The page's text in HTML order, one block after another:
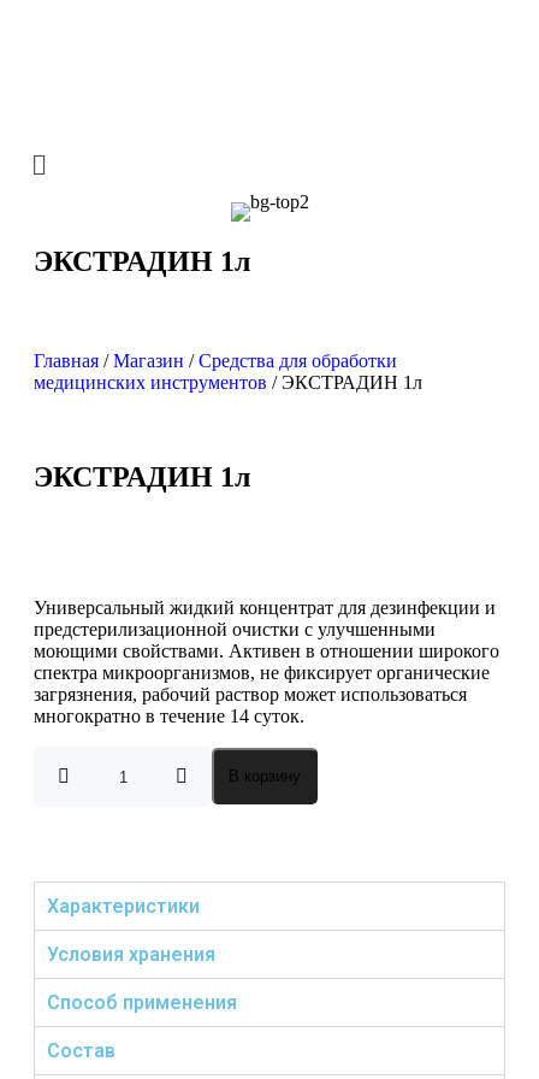
ЭКСТРАДИН 1л
Главная /Магазин /Средства для обработки
медицинских инструментов / ЭКСТРАДИН 1л
ЭКСТРАДИН 1л
Универсальный жидкий концентрат для дезинфекции и
предстерилизационной очистки с улучшенными
моющими свойствами. Активен в отношении широкого
спектра микроорганизмов, не фиксирует органические
загрязнения, рабочий раствор может использоваться
многократно в течение 14 суток.
В корзину
Характеристики
Условия хранения
Способ применения
Состав